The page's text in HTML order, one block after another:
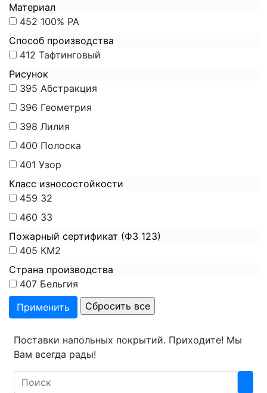
Материал
452 100% PA
Способ производства
412 Тафтинговый
Рисунок
395 Абстракция
396 Геометрия
398 Лилия
400 Полоска
401 Узор
Класс износостойкости
459 32
460 33
Пожарный сертификат (ФЗ 123)
405 КМ2
Страна производства
407 Бельгия
Поставки напольных покрытий. Приходите! Мы
Вам всегда рады!
Search